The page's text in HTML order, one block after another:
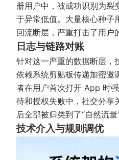
册用户中，被成功识别为
于异常低值。大量核心种子
回流断层，严重打击了用户
日志与链路对账
针对这一严重的数据断层，
依赖系统剪贴板传递加密
者在用户首次打开 App 时
待和授权失败中，社交分享
后全部被归类到了“自然流量
技术介入与规则调优